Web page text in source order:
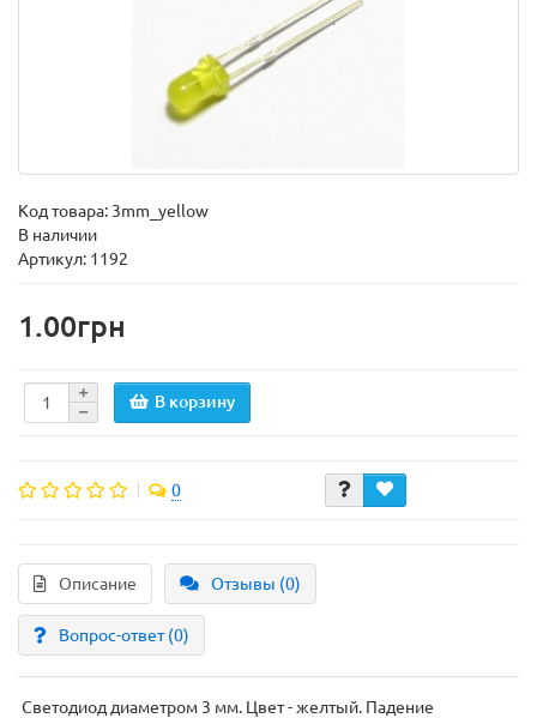
Код товара: 3mm_yellow
В наличии
Артикул: 1192
1.00грн
В корзину
0
Описание Отзывы (0)
Вопрос-ответ(0)
Светодиод диаметром 3 мм. Цвет - желтый. Падение